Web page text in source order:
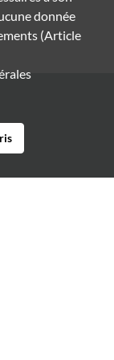
donnée
(Article